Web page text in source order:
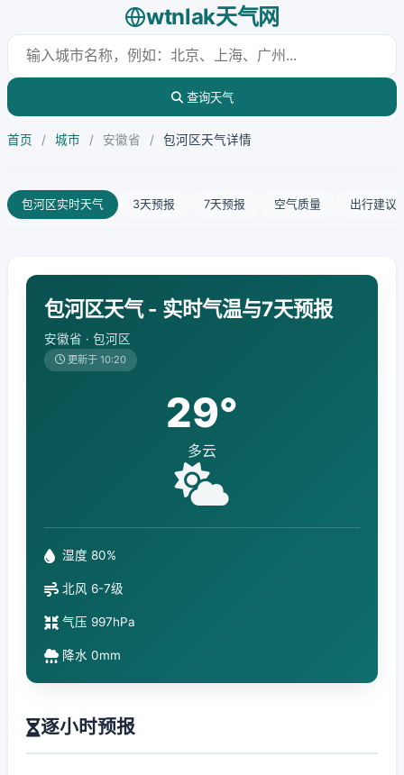
wtnlak天气网
查询天气
首页 / 城市 / 安徽省 / 包河区天气详情
包河区实时天气 3天预报 7天预报 空气质量 出行建议
包河区天气 - 实时气温与7天预报
安徽省 · 包河区
更新于 10:20
29°
多云
湿度 80%
北风 6-7级
气压 997hPa
降水 0mm
逐小时预报